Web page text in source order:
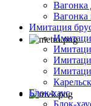
Вагонка
Вагонка
Имитация
Блок-хаус